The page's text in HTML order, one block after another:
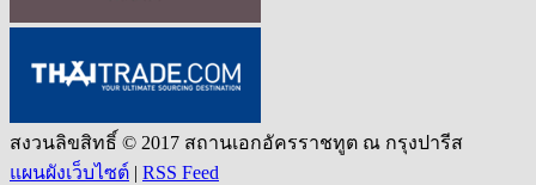
สงวนลิขสิทธิ์ © 2017 สถานเอกอัครราชทูต ณ กรุงปารีส
แผนผังเว็บไซต์ | RSS Feed